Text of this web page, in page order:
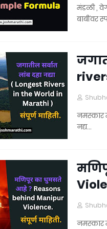
मंडळी ,
बाबींवर
नमस्कार
नद्य…
नमस्कार